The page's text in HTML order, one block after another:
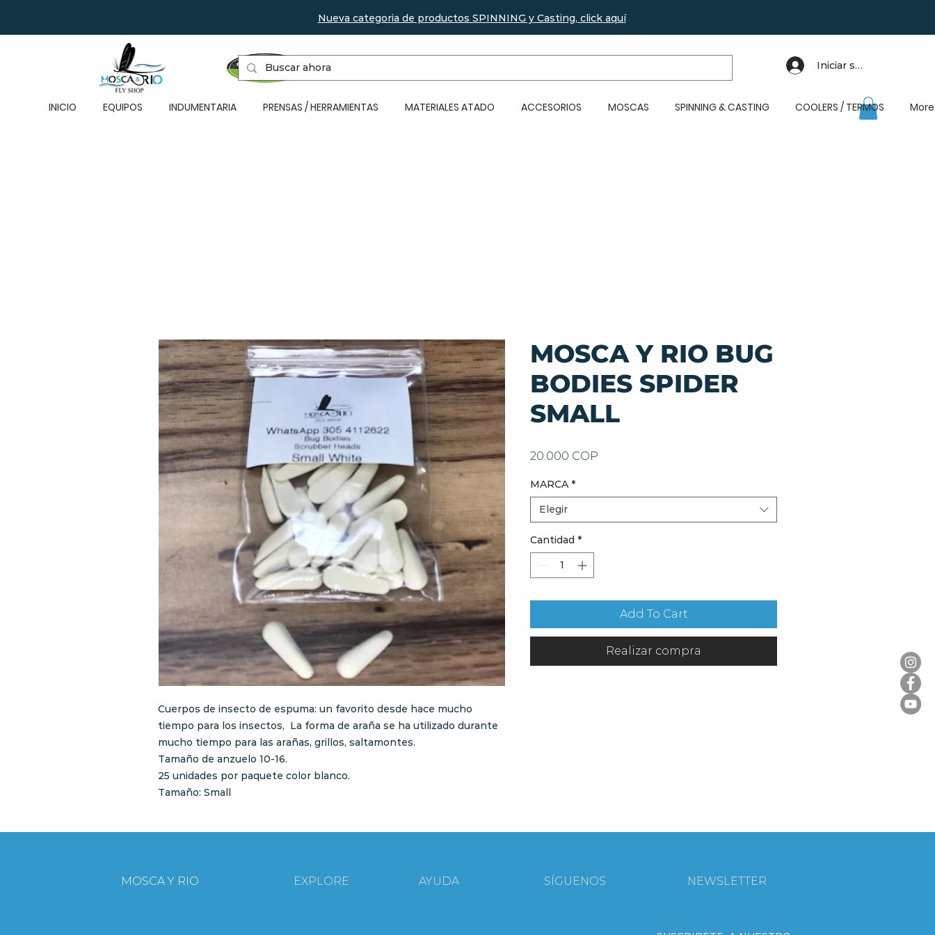
Nueva categoria de productos SPINNING y Casting, click aquí
Iniciar sesión
INICIO EQUIPOS INDUMENTARIA PRENSAS / HERRAMIENTAS MATERIALES ATADO ACCESORIOS MOSCAS SPINNING & CASTING COOLERS / TERMOS More
Cuerpos de insecto de espuma: un favorito desde hace mucho
tiempo para los insectos, La forma de araña se ha utilizado durante
mucho tiempo para las arañas, grillos, saltamontes.
Tamaño de anzuelo 10-16.
25 unidades por paquete color blanco.
Tamaño: Small
MOSCA Y RIO BUG
BODIES SPIDER
SMALL
20.000 COP
MARCA *
Elegir
Cantidad *
Add To Cart
Realizar compra
MOSCA Y RIO EXPLORE AYUDA SÍGUENOS NEWSLETTER